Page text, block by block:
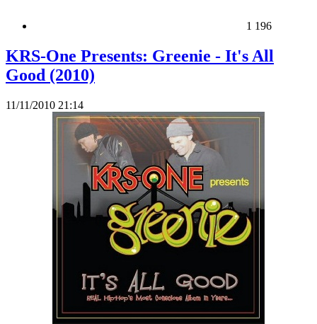
1 196
KRS-One Presents: Greenie - It's All
Good (2010)
11/11/2010 21:14